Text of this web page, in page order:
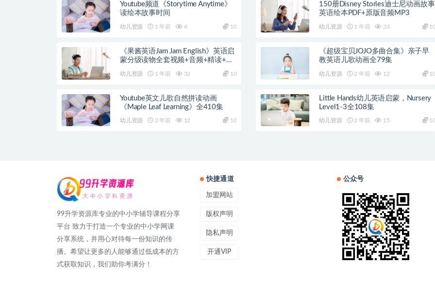
Youtube频道《Storytime Anytime》
读绘本故事时间
幼儿资源 1 年前 4 10
150册Disney Stories迪士尼动画故事
英语绘本PDF+原版音频MP3
幼儿资源 1 年前 33
《果酱英语Jam Jam English》英语启
蒙分级读物全套视频+音频+精读+教
幼儿资源 1 年前 32 10
《超级宝贝JOJO多曲合集》亲子早
教英语儿歌动画全79集
幼儿资源 2 年前 12
Youtube英文儿歌自然拼读动画
《Maple Leaf Learning》全410集
幼儿资源 2 年前 12 10
Little Hands幼儿英语启蒙，Nursery
Level1-3全108集
幼儿资源 2 年前 15
99升学资源库专业的中小学辅导课程分享
平台 致力于打造一个专业的中小学网课
分享系统，并用心对待每一份知识的传
播。希望让更多的人能够通过低成本的方
式获取知识，我们助你考满分！
快捷通道
加盟网站
版权声明
隐私声明
开通VIP
公众号